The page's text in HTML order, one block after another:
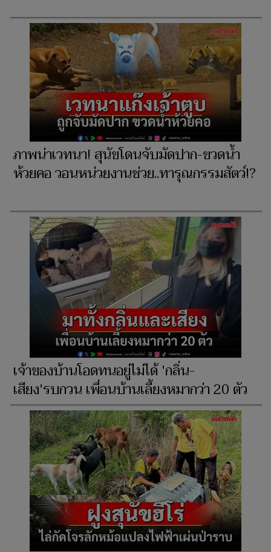
ภาพน่าเวทนา! สุนัขโดนจับมัดปาก-ขวดน้ำ
ห้วยคอ วอนหน่วยงานช่วย..ทารุณกรรมสัตว์!?
เจ้าของบ้านโอดทนอยู่ไม่ได้ 'กลิ่น-
เสียง'รบกวน เพื่อนบ้านเลี้ยงหมากว่า 20 ตัว